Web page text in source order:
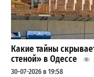
Какие тайны
стеной» в Одессе
30-07-2026 в 19:58